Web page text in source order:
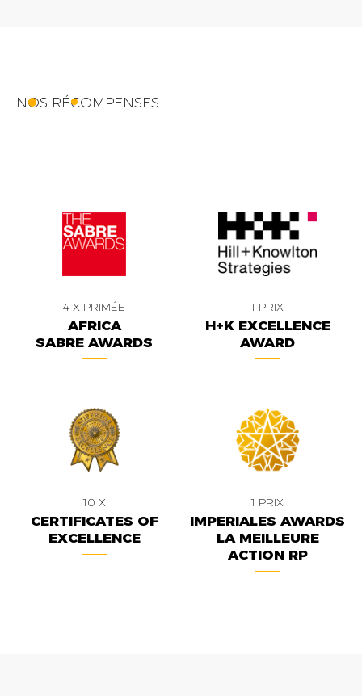
NOS RÉCOMPENSES
4 X PRIMÉE
AFRICA
SABRE AWARDS
1 PRIX
H+K EXCELLENCE
AWARD
10 X
CERTIFICATES OF
EXCELLENCE
1 PRIX
IMPERIALES AWARDS
LA MEILLEURE
ACTION RP